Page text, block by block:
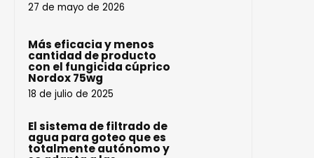
27 de mayo de 2026
Más eficacia y menos
cantidad de producto
con el fungicida cúprico
Nordox 75wg
18 de julio de 2025
El sistema de filtrado de
agua para goteo que es
totalmente autónomo y